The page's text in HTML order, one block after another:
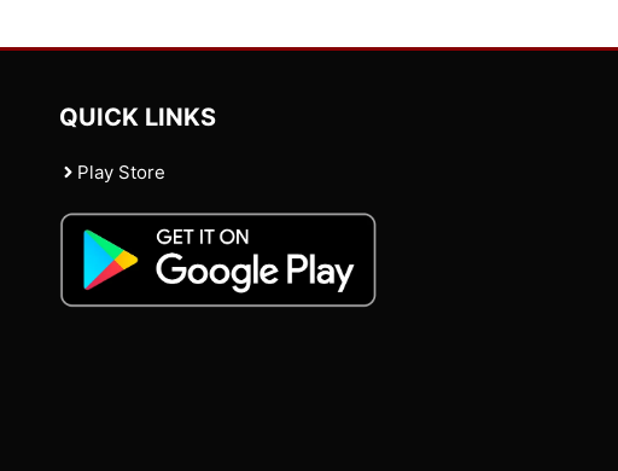
QUICK LINKS
Play Store